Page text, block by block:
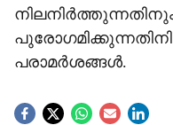
പരാമർശങ്ങൾ.